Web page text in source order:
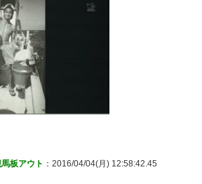
板アウト ：2016/04/04(月) 12:58:42.45